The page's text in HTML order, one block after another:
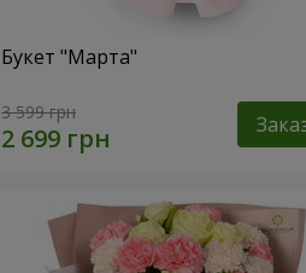
Букет "Марта"
3 599 грн